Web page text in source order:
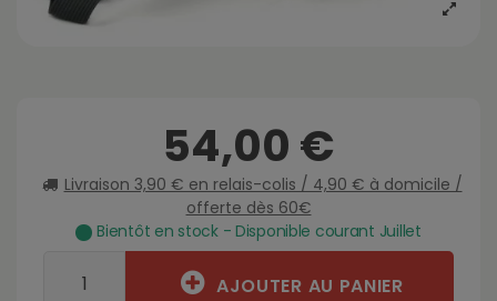
54,00 €
Livraison 3,90 € en relais-colis / 4,90 € à domicile /
offerte dès 60€
Bientôt en stock - Disponible courant Juillet
AJOUTER AU PANIER